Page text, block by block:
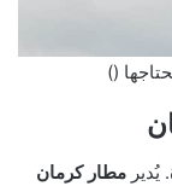
مطار كرمان